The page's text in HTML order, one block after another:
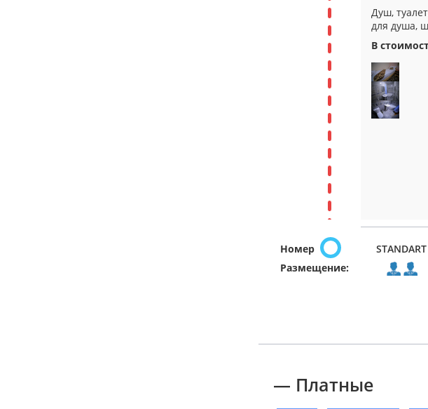
Душ,
для душа,
В
Номер
Размещение:
— Платные